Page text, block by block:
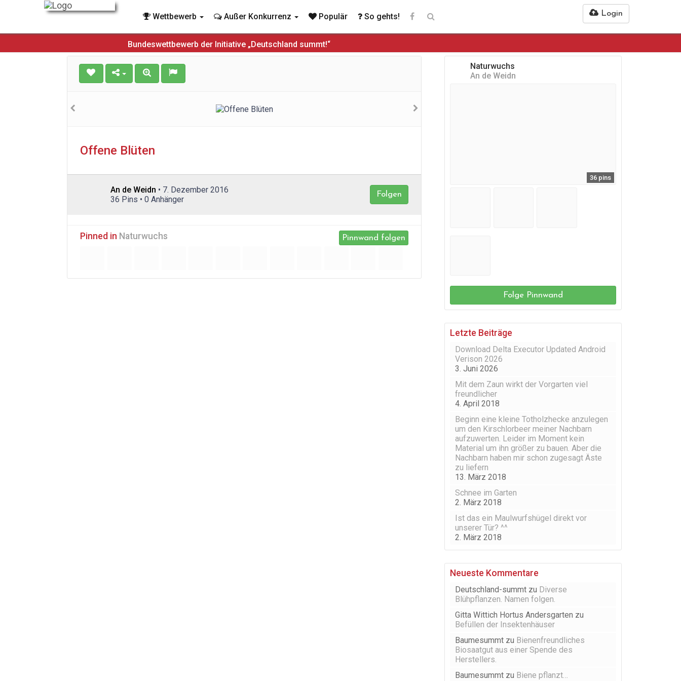
Login
Wettbewerb Außer Konkurrenz Populär So gehts!
Bundeswettbewerb der Initiative „Deutschland summt!“
Offene Blüten
Folgen
An de Weidn • 7. Dezember 2016
36 Pins • 0 Anhänger
Pinnwand folgen
Pinned in Naturwuchs
Naturwuchs
An de Weidn
36 pins
Folge Pinnwand
Letzte Beiträge
Download Delta Executor Updated Android
Verison 2026
3. Juni 2026
Mit dem Zaun wirkt der Vorgarten viel
freundlicher
4. April 2018
Beginn eine kleine Totholzhecke anzulegen
um den Kirschlorbeer meiner Nachbarn
aufzuwerten. Leider im Moment kein
Material um ihn größer zu bauen. Aber die
Nachbarn haben mir schon zugesagt Äste
zu liefern
13. März 2018
Schnee im Garten
2. März 2018
Ist das ein Maulwurfshügel direkt vor
unserer Tür? ^^
2. März 2018
Neueste Kommentare
Deutschland-summt zu Diverse
Blühpflanzen. Namen folgen.
Gitta Wittich Hortus Andersgarten zu
Befüllen der Insektenhäuser
Baumesummt zu Bienenfreundliches
Biosaatgut aus einer Spende des
Herstellers.
Baumesummt zu Biene pflanzt…